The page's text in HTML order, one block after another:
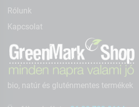
Rólunk
Kapcsolat
bio, natúr és gluténmentes termékek